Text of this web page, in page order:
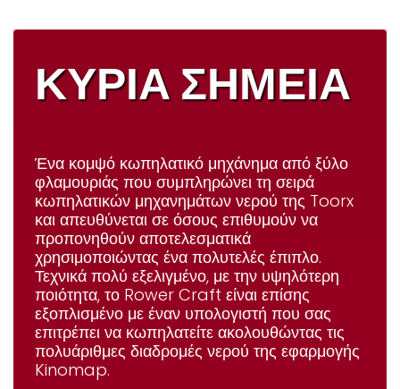
ΚΥΡΙΑ ΣΗΜΕΙΑ
Ένα κομψό κωπηλατικό μηχάνημα από ξύλο
φλαμουριάς που συμπληρώνει τη σειρά
κωπηλατικών μηχανημάτων νερού της Toorx
και απευθύνεται σε όσους επιθυμούν να
προπονηθούν αποτελεσματικά
χρησιμοποιώντας ένα πολυτελές έπιπλο.
Τεχνικά πολύ εξελιγμένο, με την υψηλότερη
ποιότητα, το Rower Craft είναι επίσης
εξοπλισμένο με έναν υπολογιστή που σας
επιτρέπει να κωπηλατείτε ακολουθώντας τις
πολυάριθμες διαδρομές νερού της εφαρμογής
Kinomap.